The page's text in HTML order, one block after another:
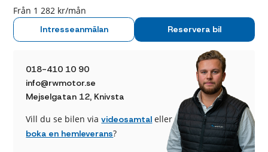
Från 1 282 kr/mån
Intresseanmälan Reservera bil
018-410 10 90
info@rwmotor.se
Mejselgatan 12, Knivsta
Vill du se bilen viavideosamtal eller
boka en hemleverans?